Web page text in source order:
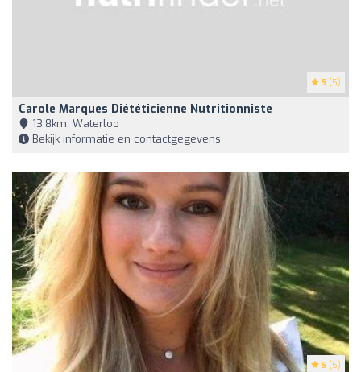
5 (5)
Carole Marques Diététicienne Nutritionniste
13,8km, Waterloo
Bekijk informatie en contactgegevens
5 (5)